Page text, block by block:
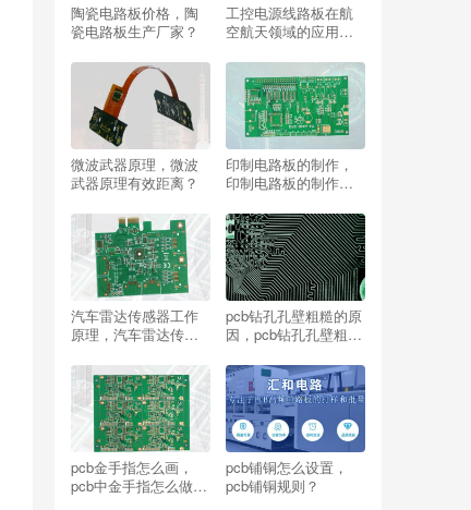
陶瓷电路板价格，陶
瓷电路板生产厂家？
工控电源线路板在航
空航天领域的应用，
求？
微波武器原理，微波
武器原理有效距离？
印制电路板的制作，
印制电路板的制作流
汽车雷达传感器工作
原理，汽车雷达传感
呢？
pcb钻孔孔壁粗糙的原
因，pcb钻孔孔壁粗糙
pcb金手指怎么画，
pcb中金手指怎么做出
pcb铺铜怎么设置，
pcb铺铜规则？